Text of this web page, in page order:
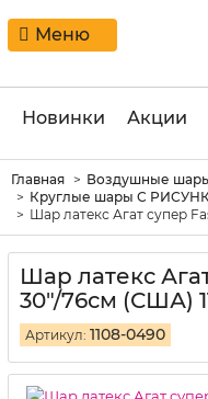
Меню
Новинки Акции
Главная
Воздушные шары
Круглые шары С
Шар латекс Агат супер
Шар латекс
30"/76см (США)
Артикул: 1108-0490